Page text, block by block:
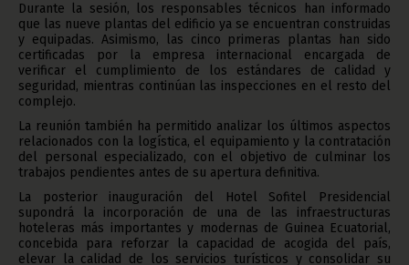
Durante la sesión, los responsables técnicos han informado
que las nueve plantas del edificio ya se encuentran construidas
y equipadas. Asimismo, las cinco primeras plantas han sido
certificadas por la empresa internacional encargada de
verificar el cumplimiento de los estándares de calidad y
seguridad, mientras continúan las inspecciones en el resto del
complejo.
La reunión también ha permitido analizar los últimos aspectos
relacionados con la logística, el equipamiento y la contratación
del personal especializado, con el objetivo de culminar los
trabajos pendientes antes de su apertura definitiva.
La posterior inauguración del Hotel Sofitel Presidencial
supondrá la incorporación de una de las infraestructuras
hoteleras más importantes y modernas de Guinea Ecuatorial,
concebida para reforzar la capacidad de acogida del país,
elevar la calidad de los servicios turísticos y consolidar su